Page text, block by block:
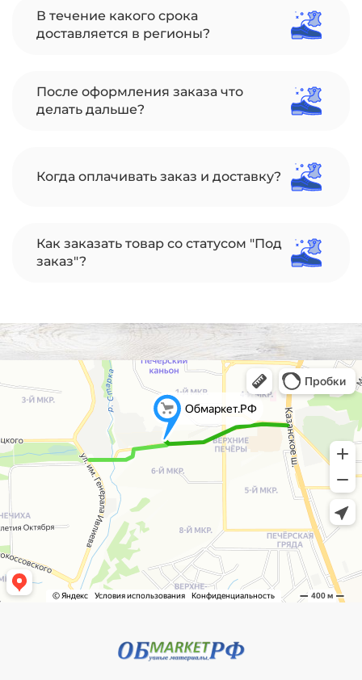
В течение какого срока
доставляется в регионы?
После оформления заказа что
делать дальше?
Когда оплачивать заказ и доставку?
Как заказать товар со статусом "Под
заказ"?